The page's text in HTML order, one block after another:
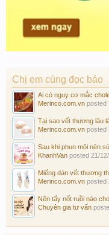
Chị em cùng đọc báo
Ai có nguy cơ mắc
Merinco.com.vn posted
Tại sao vết thương lâu
Merinco.com.vn posted
Sau khi phun môi nên sử
KhanhVan posted 21/
Miếng dán vết thương
Merinco.com.vn posted
Nên tẩy nốt ruồi nào cho
Chuyên gia tư vấn